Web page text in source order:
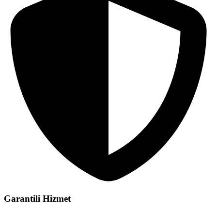
Garantili Hizmet